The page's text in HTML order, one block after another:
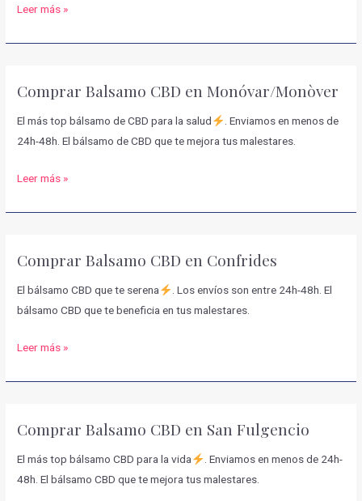
Comprar
Penàguila
Leer más »
Comprar Balsamo CBD en Monóvar/Monòver
El más top bálsamo de CBD para la salud
. Enviamos en menos de
24h-48h. El bálsamo de CBD que te mejora tus malestares.
Comprar
Monóvar/Monòver
Leer más »
Comprar Balsamo CBD en Confrides
El bálsamo CBD que te serena
. Los envíos son entre 24h-48h. El
bálsamo CBD que te beneficia en tus malestares.
Comprar
Confrides
Leer más »
Comprar Balsamo CBD en San Fulgencio
El más top bálsamo CBD para la vida
. Enviamos en menos de 24h-
48h. El bálsamo CBD que te mejora tus malestares.